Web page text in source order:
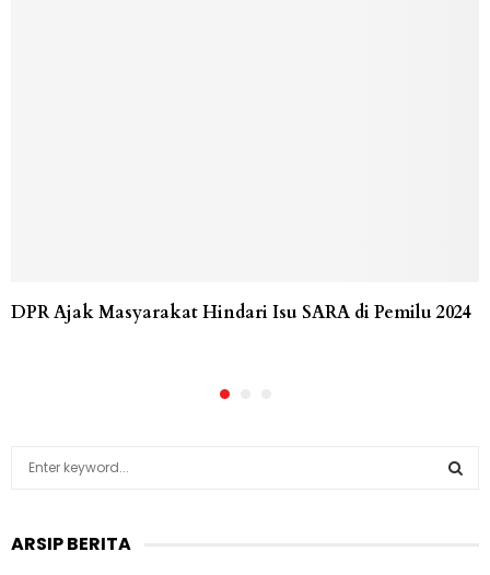
DPR Ajak Masyarakat Hindari Isu SARA di Pemilu 2024
c
ARSIP BERITA